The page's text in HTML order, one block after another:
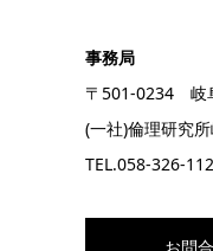
事務局
〒501-0234 岐
(一社)倫理研究
TEL.058-326-